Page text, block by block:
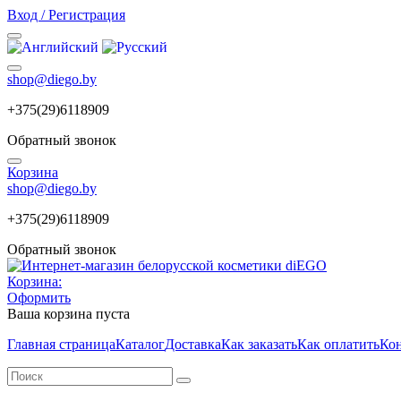
Вход / Регистрация
shop@diego.by
+375(29)6118909
Обратный звонок
Корзина
shop@diego.by
+375(29)6118909
Обратный звонок
Корзина:
Оформить
Ваша корзина пуста
Главная страницаКаталогДоставкаКак заказатьКак оплатить